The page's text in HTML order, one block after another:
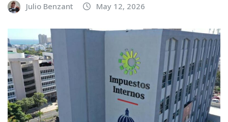
Julio Benzant May 12, 2026